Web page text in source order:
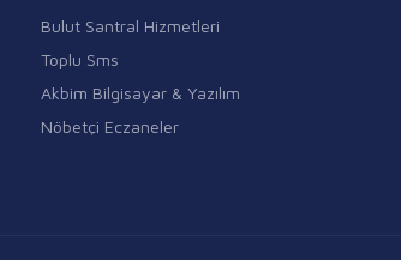
Bulut Santral Hizmetleri
Toplu Sms
Akbim Bilgisayar & Yazılım
Nöbetçi Eczaneler